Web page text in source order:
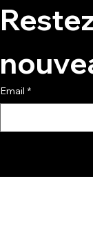
Email *